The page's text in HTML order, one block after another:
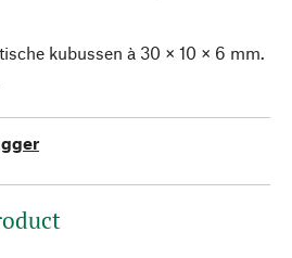
kubussen à 30 × 10 × 6 mm.